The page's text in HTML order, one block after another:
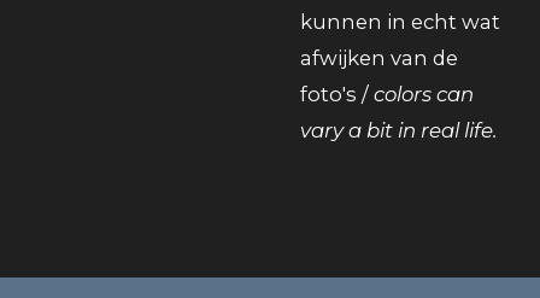
kunnen in echt wat
afwijken van de
foto's / colors can
vary a bit in real life.